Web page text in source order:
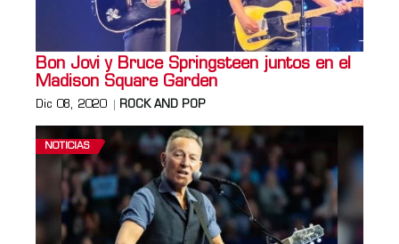
Bon Jovi y Bruce Springsteen juntos en el
Madison Square Garden
Dic 08, 2020 ROCK AND POP
NOTICIAS